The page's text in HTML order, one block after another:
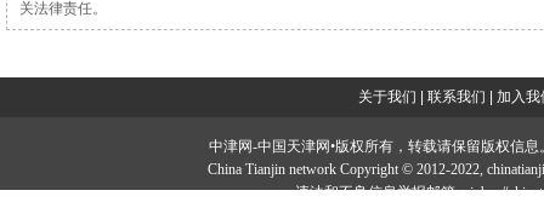
关法律责任。
关于我们 联系我们 加入我
中津网-中国天津网•版权所有，转载请保留版权信息
China Tianjin network Copyright © 2012-2022,
违法和不良信息举报邮箱：